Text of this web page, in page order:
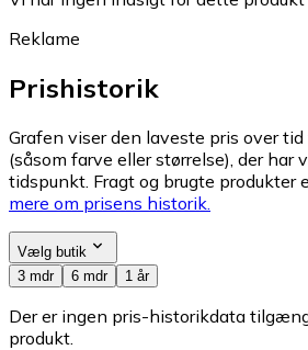
Reklame
Prishistorik
Grafen viser den laveste pris over
(såsom farve eller størrelse), der
tidspunkt. Fragt og brugte produkter
mere om prisens historik.
Vælg butik
3 mdr
6 mdr 1 år
Der er ingen pris-historikdata
produkt.